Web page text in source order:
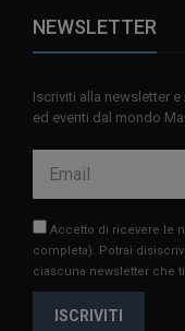
NEWSLETTER
Iscriviti alla newsletter
ed eventi dal mondo
Accetto di ricevere le
completa). Potrai
ciascuna newsletter che
ISCRIVITI